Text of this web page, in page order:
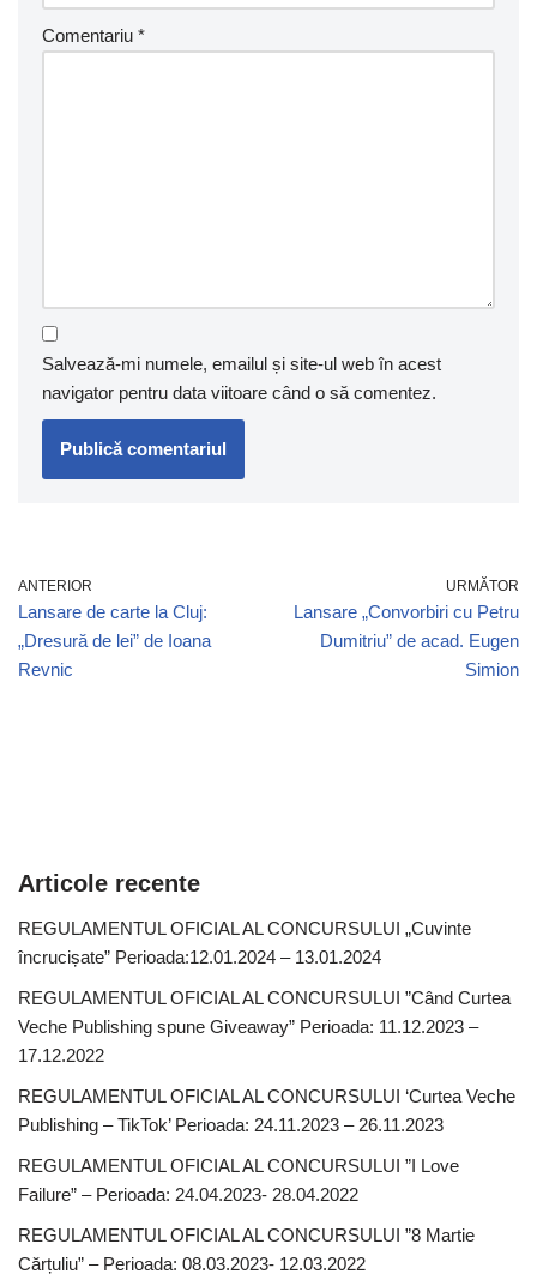
Comentariu *
Salvează-mi numele, emailul și site-ul web în acest
navigator pentru data viitoare când o să comentez.
ANTERIOR
Lansare de carte la Cluj:
„Dresură de lei” de Ioana
Revnic
URMĂTOR
Lansare „Convorbiri cu Petru
Dumitriu” de acad. Eugen
Simion
Articole recente
REGULAMENTUL OFICIAL AL CONCURSULUI „Cuvinte
încrucișate” Perioada:12.01.2024 – 13.01.2024
REGULAMENTUL OFICIAL AL CONCURSULUI ”Când Curtea
Veche Publishing spune Giveaway” Perioada: 11.12.2023 –
17.12.2022
REGULAMENTUL OFICIAL AL CONCURSULUI ‘Curtea Veche
Publishing – TikTok’ Perioada: 24.11.2023 – 26.11.2023
REGULAMENTUL OFICIAL AL CONCURSULUI ”I Love
Failure” – Perioada: 24.04.2023- 28.04.2022
REGULAMENTUL OFICIAL AL CONCURSULUI ”8 Martie
Cărțuliu” – Perioada: 08.03.2023- 12.03.2022